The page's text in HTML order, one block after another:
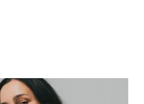
Emma Hart